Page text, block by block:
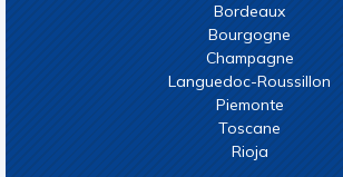
Bordeaux
Bourgogne
Champagne
Languedoc-Roussillon
Piemonte
Toscane
Rioja